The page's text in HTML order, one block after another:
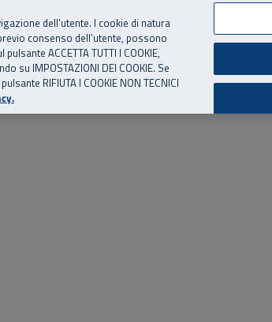
Risorse utili Supporto
dell’utente. I cookie di natura
consenso dell’utente, possono
ACCETTA TUTTI I COOKIE,
su IMPOSTAZIONI DEI COOKIE. Se
RIFIUTA I COOKIE NON TECNICI